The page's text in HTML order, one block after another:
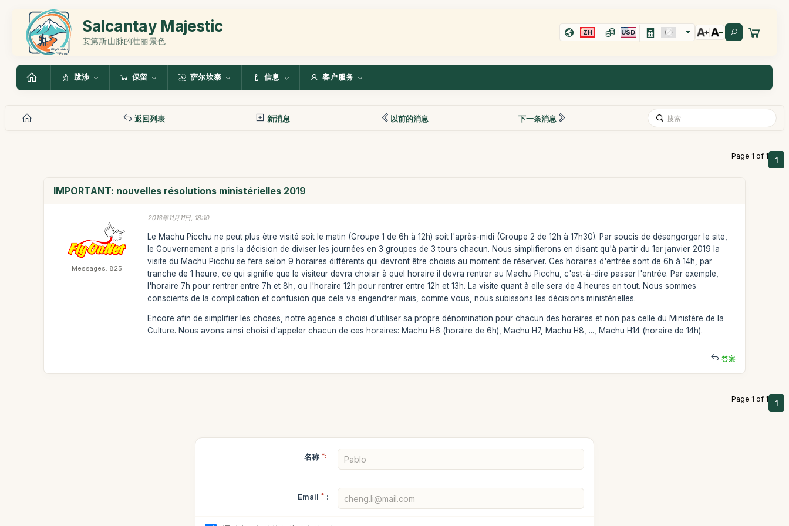
Salcantay Majestic
安第斯山脉的壮丽景色
ZH USD
跋涉 保留 萨尔坎泰 信息 客户服务
返回列表 新消息 以前的消息 下一条消息
Page 1 of 1 1
IMPORTANT: nouvelles résolutions ministérielles 2019
Messages: 825
2018年11月11日, 18:10
Le Machu Picchu ne peut plus être visité soit le matin (Groupe 1 de 6h à 12h) soit l'après-midi (Groupe 2 de 12h à 17h30). Par soucis de désengorger le site,
le Gouvernement a pris la décision de diviser les journées en 3 groupes de 3 tours chacun. Nous simplifierons en disant qu'à partir du 1er janvier 2019 la
visite du Machu Picchu se fera selon 9 horaires différents qui devront être choisis au moment de réserver. Ces horaires d'entrée sont de 6h à 14h, par
tranche de 1 heure, ce qui signifie que le visiteur devra choisir à quel horaire il devra rentrer au Machu Picchu, c'est-à-dire passer l'entrée. Par exemple,
l'horaire 7h pour rentrer entre 7h et 8h, ou l'horaire 12h pour rentrer entre 12h et 13h. La visite quant à elle sera de 4 heures en tout. Nous sommes
conscients de la complication et confusion que cela va engendrer mais, comme vous, nous subissons les décisions ministérielles.
Encore afin de simplifier les choses, notre agence a choisi d'utiliser sa propre dénomination pour chacun des horaires et non pas celle du Ministère de la
Culture. Nous avons ainsi choisi d'appeler chacun de ces horaires: Machu H6 (horaire de 6h), Machu H7, Machu H8, ..., Machu H14 (horaire de 14h).
答案
Page 1 of 1 1
名称 *:
Email * :